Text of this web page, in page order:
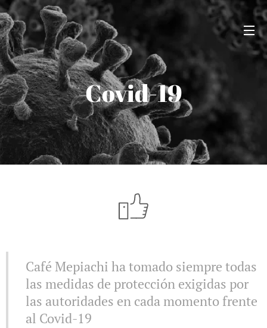
Covid-19
Café Mepiachi ha tomado siempre todas
las medidas de protección exigidas por
las autoridades en cada momento frente
al Covid-19